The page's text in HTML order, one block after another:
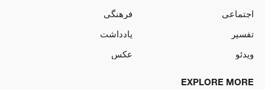
اجتماعی
فرهنگی
تفسیر
یادداشت
ویدئو
عکس
EXPLORE MORE